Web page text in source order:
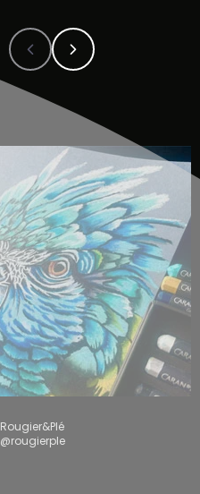
Rougier&Plé
@rougierple